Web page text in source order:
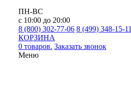
ПН-ВС
с 10:00 до 20:00
8 (800) 302-77-06 8 (499) 348-15-11
КОРЗИНА
0 товаров. Заказать звонок
Меню